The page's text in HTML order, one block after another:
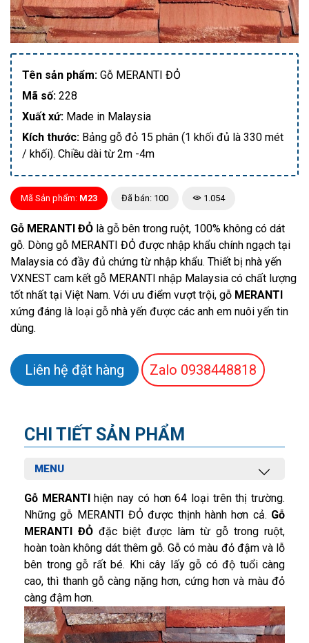
Tên sản phẩm: Gỗ MERANTI ĐỎ
Mã số: 228
Xuất xứ: Made in Malaysia
Kích thước: Bảng gỗ đỏ 15 phân (1 khối đủ là 330 mét
/ khối). Chiều dài từ 2m -4m
Mã Sản phẩm: M23 Đã bán: 100 1.054
Gỗ MERANTI ĐỎ là gỗ bên trong ruột, 100% không có dát
gỗ. Dòng gỗ MERANTI ĐỎ được nhập khẩu chính ngạch tại
Malaysia có đầy đủ chứng từ nhập khẩu. Thiết bị nhà yến
VXNEST cam kết gỗ MERANTI nhập Malaysia có chất lượng
tốt nhất tại Việt Nam. Với ưu điểm vượt trội, gỗ MERANTI
xứng đáng là loại gỗ nhà yến được các anh em nuôi yến tin
dùng.
Liên hệ đặt hàng Zalo 0938448818
CHI TIẾT SẢN PHẨM
MENU
Gỗ MERANTIhiện nay có hơn 64 loại trên thị trường.
Những gỗ MERANTI ĐỎ được thịnh hành hơn cả. Gỗ
MERANTI ĐỎ đặc biệt được làm từ gỗ trong ruột,
hoàn toàn không dát thêm gỗ. Gỗ có màu đỏ đậm và lỗ
bên trong gỗ rất bé. Khi cây lấy gỗ có độ tuổi càng
cao, thì thanh gỗ càng nặng hơn, cứng hơn và màu đỏ
càng đậm hơn.